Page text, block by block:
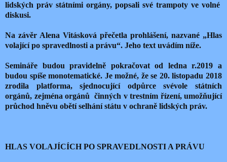
lidských práv státními orgány, popsali své trampoty ve volné
diskusi.
Na závěr Alena Vitásková přečetla prohlášení, nazvané „Hlas
volající po spravedlnosti a právu“. Jeho text uvádím níže.
Semináře budou pravidelně pokračovat od ledna r.2019 a
budou spíše monotematické. Je možné, že se 20. listopadu 2018
zrodila platforma, sjednocující odpůrce svévole státních
orgánů, zejména orgánů činných v trestním řízení, umožňující
průchod hněvu obětí selhání státu v ochraně lidských práv.
HLAS VOLAJÍCÍCH PO SPRAVEDLNOSTI A PRÁVU